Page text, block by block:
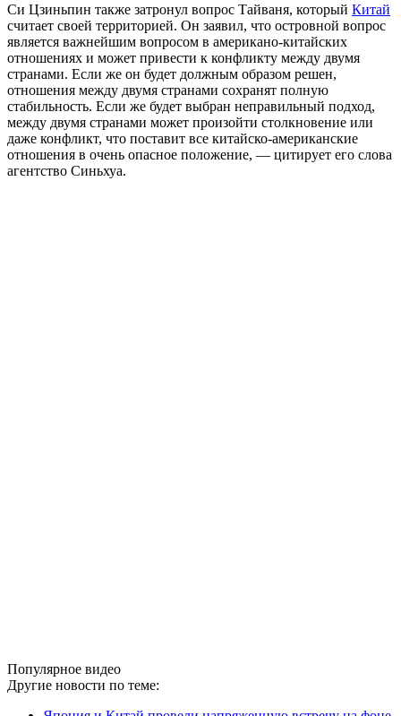
Си Цзиньпин также затронул вопрос Тайваня, который Китай
считает своей территорией. Он заявил, что островной вопрос
является важнейшим вопросом в американо-китайских
отношениях и может привести к конфликту между двумя
странами. Если же он будет должным образом решен,
отношения между двумя странами сохранят полную
стабильность. Если же будет выбран неправильный подход,
между двумя странами может произойти столкновение или
даже конфликт, что поставит все китайско-американские
отношения в очень опасное положение, — цитирует его слова
агентство Синьхуа.
Популярное видео
Другие новости по теме: